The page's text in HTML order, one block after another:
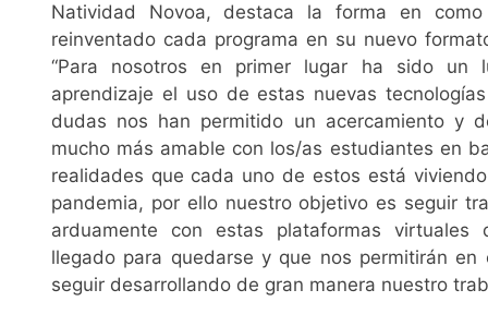
Natividad Novoa, destaca la forma en
reinventado cada programa en su nuevo
“Para nosotros en primer lugar ha sido un
aprendizaje el uso de estas nuevas
dudas nos han permitido un acercamiento y
mucho más amable con los/as estudiantes en
realidades que cada uno de estos está
pandemia, por ello nuestro objetivo es seguir
arduamente con estas plataformas virtuales
llegado para quedarse y que nos permitirán en
seguir desarrollando de gran manera nuestro